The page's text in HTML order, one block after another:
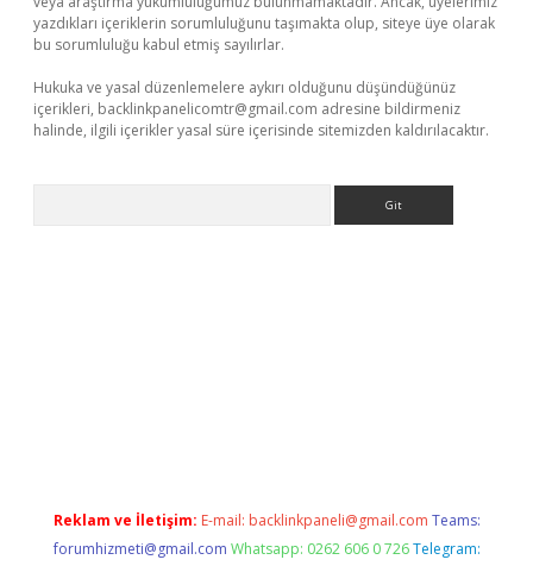
yazdıkları içeriklerin sorumluluğunu taşımakta olup, siteye üye olarak
bu sorumluluğu kabul etmiş sayılırlar.
Hukuka ve yasal düzenlemelere aykırı olduğunu düşündüğünüz
içerikleri, backlinkpanelicomtr@gmail.com adresine bildirmeniz
halinde, ilgili içerikler yasal süre içerisinde sitemizden kaldırılacaktır.
Reklam ve İletişim: E-mail: backlinkpaneli@gmail.com Teams:
forumhizmeti@gmail.com Whatsapp: 0262 606 0 726 Telegram: